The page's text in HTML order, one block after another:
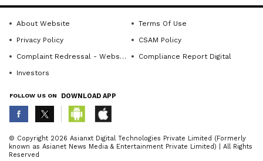
ಅಧೀಕ್ಷಕ ಡಾ. ಅವಿನಾಶ್ ಶೆಟ್ಟಿ, “ಪ್ರಗತಿ”ಯಂತಹ ಜಾಗೃತಿ
ಕಾರ್ಯಕ್ರಮಗಳು ಪೋಷಕರು ಮೆದುಳು ಬೆಳವಣಿಗೆ ಸಮಸ್ಯೆ
ಹೊಂದಿರುವ ಮಕ್ಕಳ ಅಗತ್ಯಗಳನ್ನು ಚೆನ್ನಾಗಿ
ಅರ್ಥಮಾಡಿಕೊಳ್ಳಲು ಮತ್ತು ಸಕಾಲಿಕ ಚಿಕಿತ್ಸೆಯ ಮೂಲಕ
ಸಮಾಜದ ಸ್ವೀಕಾರವನ್ನು ಪ್ರೋತ್ಸಾಹಿಸಲು ಸಹಾಯ
ಮಾಡುತ್ತದೆ ಎಂದು ಹೇಳಿದರು.ಕಾರ್ಯಕ್ರಮದ ಅಧ್ಯಕ್ಷತೆ
ವಹಿಸಿದ್ದ ಮಾಹೆ ಬೋಧನಾ ಆಸ್ಪತ್ರೆಗಳ ಸಿಒಒ ಡಾ.
ಕ್ಲಿನಿಕ್ ಒದಗಿಸುವ ಸಮರ್ಪಿತ ಸೇವೆಗಳನ್ನು ಶ್ಲಾಘಿಸಿದರು
ABOUT THE AUTHOR
K KannadaprabhaNewsNetwork
About Website
Terms Of Use
Privacy Policy
CSAM Policy
Complaint Redressal - Website
Compliance Report Digital
Investors
FOLLOW US ON DOWNLOAD APP
© Copyright 2026 Asianxt Digital Technologies Private Limited (Formerly
known as Asianet News Media & Entertainment Private Limited) | All Rights
Reserved